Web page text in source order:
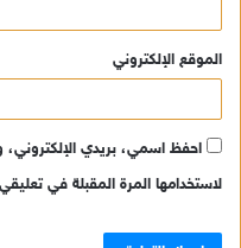
الموقع الإلكتروني
احفظ اسمي، بريدي
لاستخدامها المرة المقبلة في